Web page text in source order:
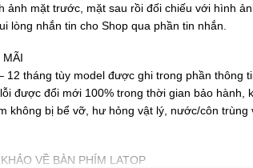
ảnh mặt trước, mặt sau rồi đối chiếu với hình
lòng nhắn tin cho Shop qua phần tin nhắn.
MÃI
12 tháng tùy model được ghi trong phần thông
được đổi mới 100% trong thời gian bảo hành,
không bị bể vỡ, hư hỏng vật lý, nước/côn
VỀ BÀN PHÍM LATOP